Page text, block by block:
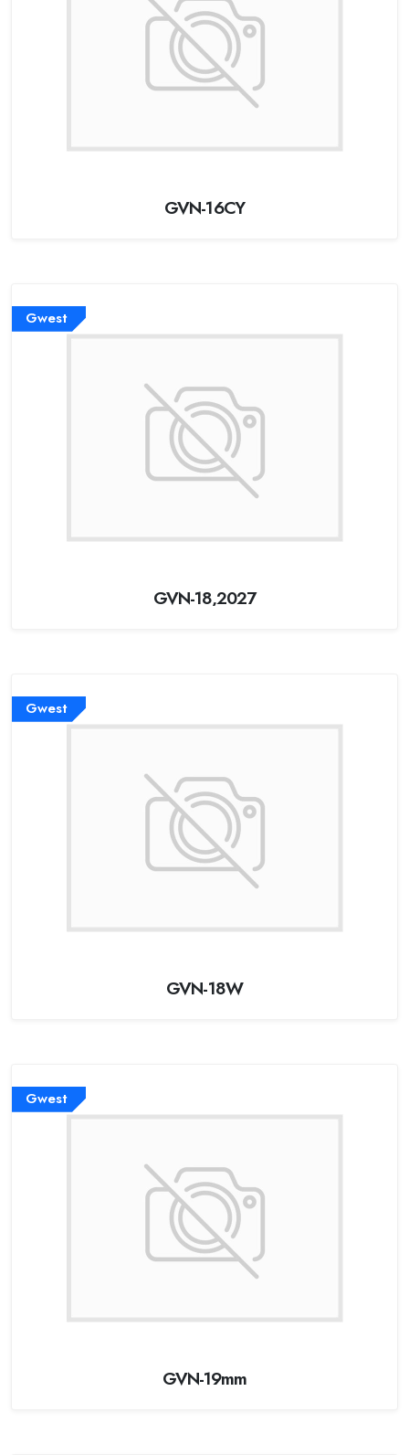
GVN-16CY
Gwest
GVN-18,2027
Gwest
GVN-18W
Gwest
GVN-19mm